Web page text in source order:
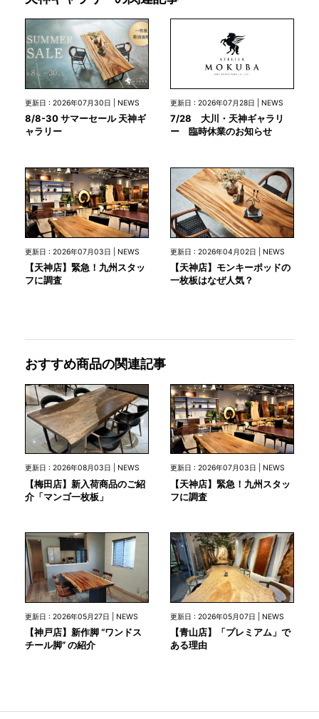
更新日 : 2026年07月30日 | NEWS
8/8-30 サマーセール 天神ギ
ャラリー
更新日 : 2026年07月28日 | NEWS
7/28 大川・天神ギャラリ
ー 臨時休業のお知らせ
更新日 : 2026年07月03日 | NEWS
【天神店】緊急！九州スタッ
フに調査
更新日 : 2026年04月02日 | NEWS
【天神店】モンキーポッドの
一枚板はなぜ人気？
おすすめ商品の関連記事
更新日 : 2026年08月03日 | NEWS
【梅田店】新入荷商品のご紹
介「マンゴ一枚板」
更新日 : 2026年07月03日 | NEWS
【天神店】緊急！九州スタッ
フに調査
更新日 : 2026年05月27日 | NEWS
【神戸店】新作脚 “ワンドス
チール脚” の紹介
更新日 : 2026年05月07日 | NEWS
【青山店】「プレミアム」で
ある理由